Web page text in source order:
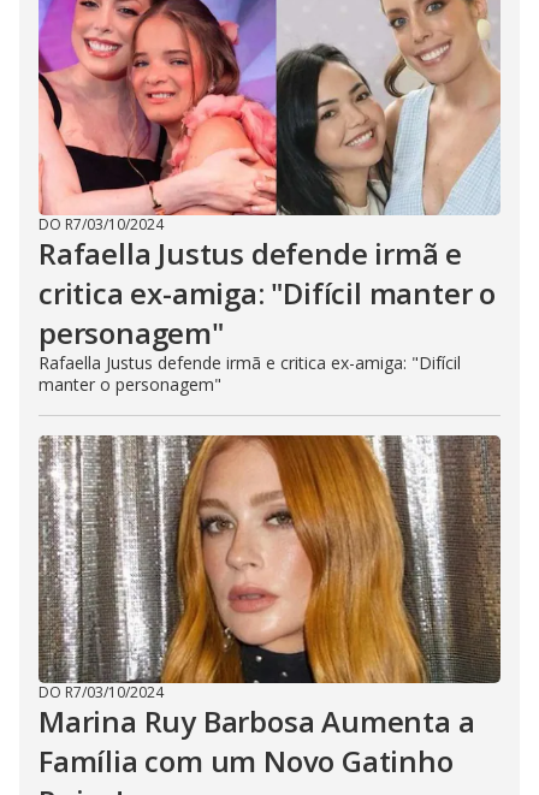
DO R7/03/10/2024
Rafaella Justus defende irmã e
critica ex-amiga: "Difícil manter o
personagem"
Rafaella Justus defende irmã e critica ex-amiga: "Difícil
manter o personagem"
DO R7/03/10/2024
Marina Ruy Barbosa Aumenta a
Família com um Novo Gatinho